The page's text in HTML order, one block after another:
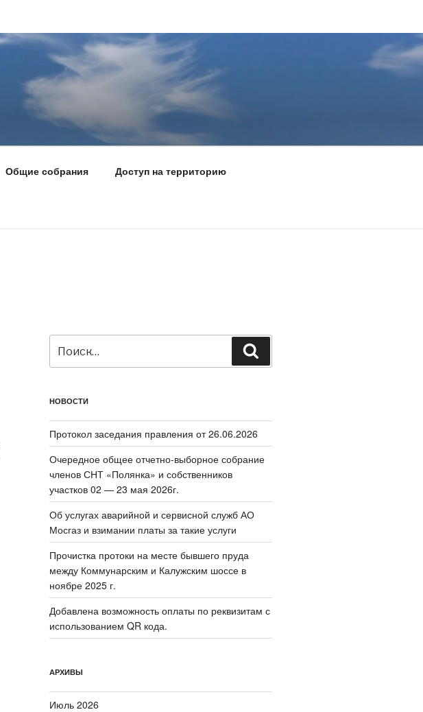
Общие собрания Доступ на территорию
НОВОСТИ
Протокол заседания правления от 26.06.2026
Очередное общее отчетно-выборное собрание
членов СНТ «Полянка» и собственников
участков 02 — 23 мая 2026г.
Об услугах аварийной и сервисной служб АО
Мосгаз и взимании платы за такие услуги
Прочистка протоки на месте бывшего пруда
между Коммунарским и Калужским шоссе в
ноябре 2025 г.
Добавлена возможность оплаты по реквизитам с
использованием QR кода.
АРХИВЫ
Июль 2026